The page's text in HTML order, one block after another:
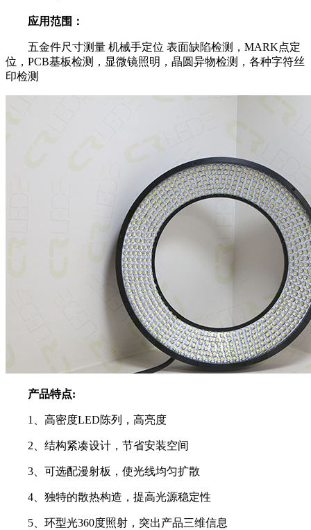
应用范围：
五金件尺寸测量 机械手定位 表面缺陷检测，MARK点定
位，PCB基板检测，显微镜照明，晶圆异物检测，各种字符丝
印检测
产品特点:
1、高密度LED陈列，高亮度
2、结构紧凑设计，节省安装空间
3、可选配漫射板，使光线均匀扩散
4、独特的散热构造，提高光源稳定性
5、环型光360度照射，突出产品三维信息